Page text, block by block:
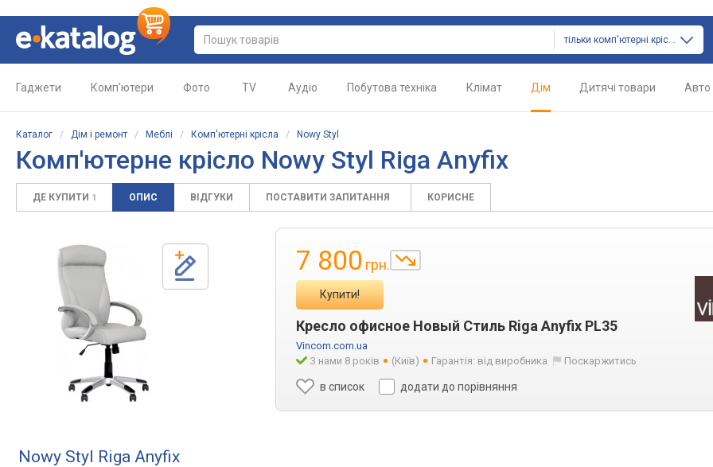
тільки комп'ютерні крісла
Гаджети Комп'ютери Фото TV Аудіо Побутова техніка Клімат Дім Дитячі товари Авто
Каталог / Дім і ремонт / Меблі / Комп'ютерні крісла / Nowy Styl
Комп'ютерне крісло Nowy Styl Riga Anyfix
ДЕ КУПИТИ 1 ОПИС ВІДГУКИ ПОСТАВИТИ ЗАПИТАННЯ КОРИСНЕ
7 800 грн.
Купити!
Кресло офисное Новый Стиль Riga Anyfix PL35
Vincom.com.ua
З нами 8 років
(Київ) Гарантія: від виробника Поскаржитись
в список додати до порівняння
Nowy Styl Riga Anyfix